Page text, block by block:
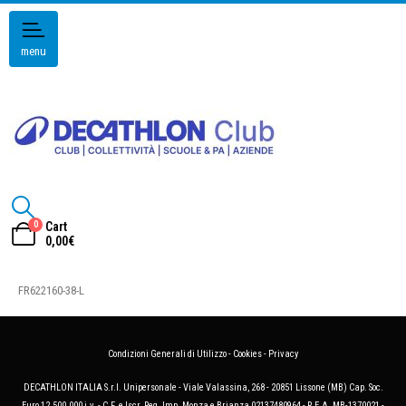
menu
0
Cart
0,00€
FR622160-38-L
Condizioni Generali di Utilizzo- Cookies- Privacy
DECATHLON ITALIA S.r.l. Unipersonale - Viale Valassina, 268 - 20851 Lissone (MB) Cap. Soc.